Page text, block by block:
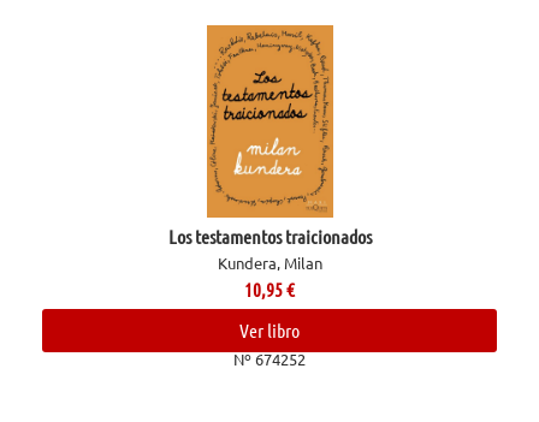
Los testamentos traicionados
Kundera, Milan
10,95€
Ver libro
Nº 674252